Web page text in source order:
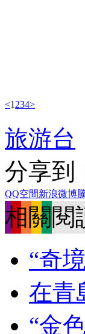
<1 234>
旅游台
分享到
QQ空間新浪微博
相關閱
“奇
在青
“金